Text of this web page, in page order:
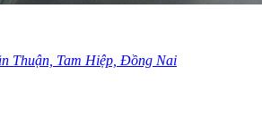
Thuận, Tam Hiệp, Đồng Nai